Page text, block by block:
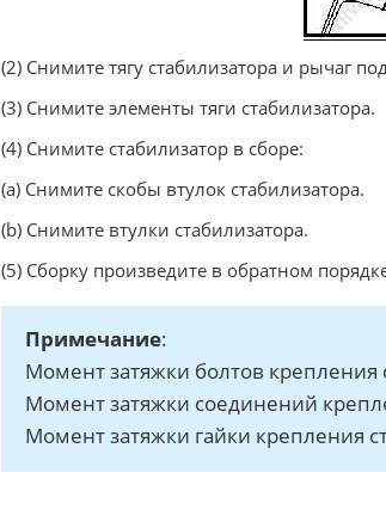
(2) Снимите тягу стабилизатора и рычаг
(3) Снимите элементы тяги стабилизатора.
(4) Снимите стабилизатор в сборе:
(a) Снимите скобы втулок стабилизатора.
(b) Снимите втулки стабилизатора.
(5) Сборку произведите в обратном
Примечание:
Момент затяжки болтов крепления
Момент затяжки соединений
Момент затяжки гайки крепления